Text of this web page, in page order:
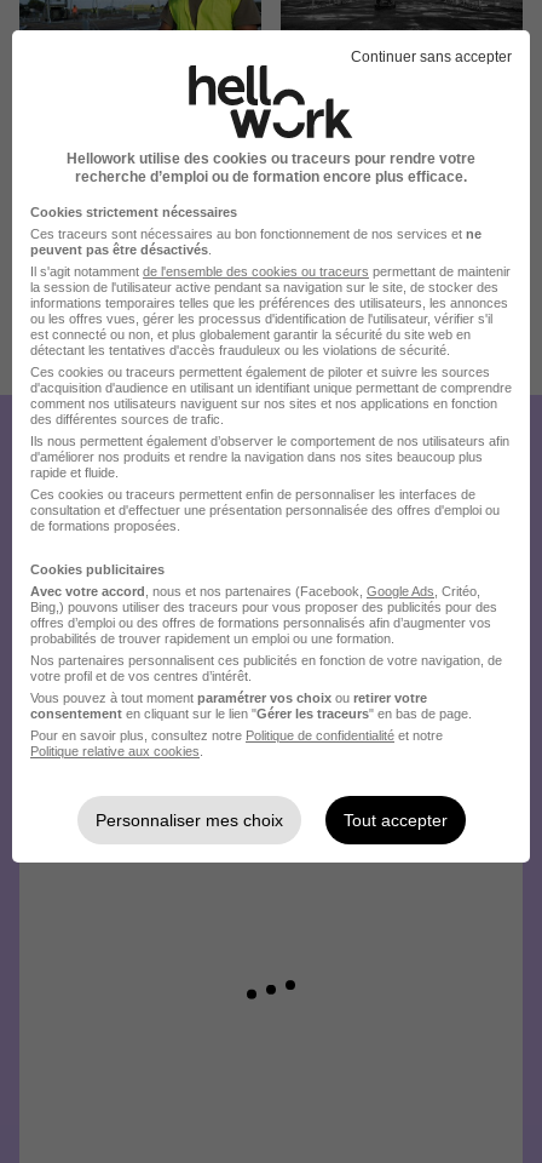
6 de plus
Publiée le 12/07/2026 - Réf : 5dd9391c-afb5-44f0-817f-
64bd3187a08a_97200
Créez votre compte
Hellowork et postulez
sur le site du recruteur !
Continuer sans accepter
Hellowork utilise des cookies ou traceurs pour rendre votre
recherche d’emploi ou de formation encore plus efficace.
Cookies strictement nécessaires
Ces traceurs sont nécessaires au bon fonctionnement de nos services et ne
peuvent pas être désactivés
Il s'agit notamment de l'ensemble des cookies ou traceurs permettant de maintenir
la session de l'utilisateur active pendant sa navigation sur le site, de stocker des
informations temporaires telles que les préférences des utilisateurs, les annonces
ou les offres vues, gérer les processus d'identification de l'utilisateur, vérifier s'il
est connecté ou non, et plus globalement garantir la sécurité du site web en
détectant les tentatives d'accès frauduleux ou les violations de sécurité.
Ces cookies ou traceurs permettent également de piloter et suivre les sources
d'acquisition d'audience en utilisant un identifiant unique permettant de comprendre
comment nos utilisateurs naviguent sur nos sites et nos applications en fonction
des différentes sources de trafic.
Ils nous permettent également d’observer le comportement de nos utilisateurs afin
d'améliorer nos produits et rendre la navigation dans nos sites beaucoup plus
rapide et fluide.
Ces cookies ou traceurs permettent enfin de personnaliser les interfaces de
consultation et d'effectuer une présentation personnalisée des offres d'emploi ou
de formations proposées.
Cookies publicitaires
Avec votre accord , nous et nos partenaires (Facebook, Google Ads , Critéo,
Bing,) pouvons utiliser des traceurs pour vous proposer des publicités pour des
offres d’emploi ou des offres de formations personnalisés afin d’augmenter vos
probabilités de trouver rapidement un emploi ou une formation.
Nos partenaires personnalisent ces publicités en fonction de votre navigation, de
votre profil et de vos centres d’intérêt.
Vous pouvez à tout moment paramétrer vos choix ou retirer votre
consentement en cliquant sur le lien "Gérer les traceurs" en bas de page.
Pour en savoir plus, consultez notre Politique de confidentialité et notre
Politique relative aux cookies
Personnaliser mes choix Tout accepter